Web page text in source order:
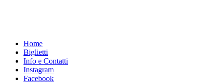
Home
Biglietti
Info e Contatti
Instagram
Facebook